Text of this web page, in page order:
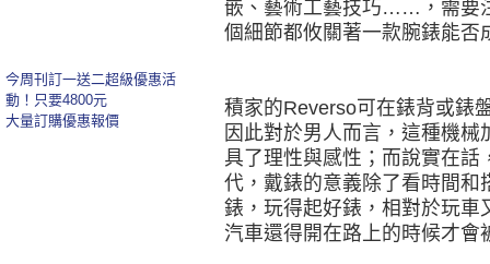
嵌、藝術工藝技巧……，需要
個細節都攸關著一款腕錶能否
積家的Reverso可在錶背或錶
因此對於男人而言，這種機
具了理性與感性；而說實在
代，戴錶的意義除了看時間和
錶，玩得起好錶，相對於玩車
汽車還得開在路上的時候才會
今周刊訂一送二超級優惠活
動！只要4800元
大量訂購優惠報價